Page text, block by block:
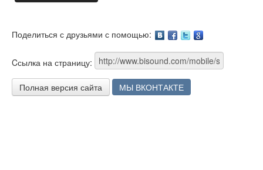
Поделиться с друзьями с помощью:
Cсылка на страницу:
Полная версия сайта МЫ ВКОНТАКТЕ